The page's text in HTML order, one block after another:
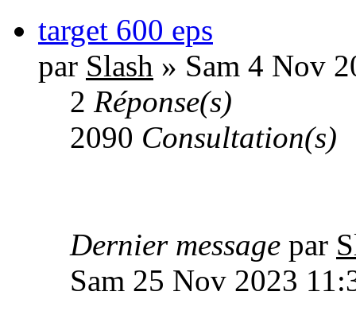
target 600 eps
par Slash » Sam 4 Nov
2 Réponse(s)
2090 Consultation(s)
Dernier message par
Sam 25 Nov 2023